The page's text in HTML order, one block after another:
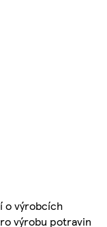
o výrobcích
výrobu potravin